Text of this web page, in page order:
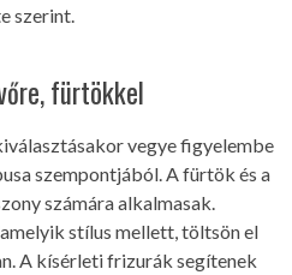
szerint.
fürtökkel
vegye figyelembe
szempontjából. A fürtök és a
számára alkalmasak.
stílus mellett, töltsön el
A kísérleti frizurák segítenek